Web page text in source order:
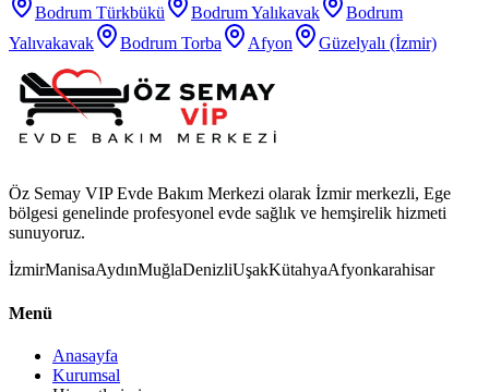
Bodrum Türkbükü
Bodrum Yalıkavak
Bodrum
Yalıvakavak
Bodrum Torba Afyon Güzelyalı (İzmir)
Öz Semay VIP Evde Bakım Merkezi olarak İzmir merkezli, Ege
bölgesi genelinde profesyonel evde sağlık ve hemşirelik hizmeti
sunuyoruz.
İzmirManisaAydınMuğlaDenizliUşakKütahyaAfyonkarahisar
Menü
Anasayfa
Kurumsal